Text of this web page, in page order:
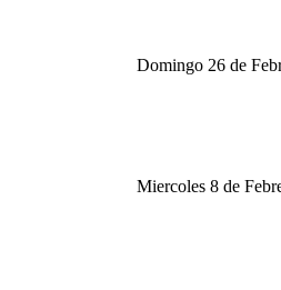
Domingo 26 de
Miercoles 8 de